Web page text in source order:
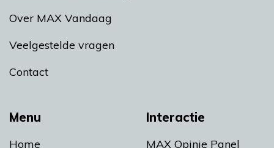
Menu
Home
Interactie
MAX Opinie Panel
Over MAX Vandaag
Veelgestelde vragen
Contact